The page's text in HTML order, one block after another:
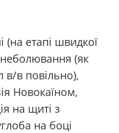
(на етапі швидкої
(як
в/в повільно),
Новокаїном,
на щиті з
на боці